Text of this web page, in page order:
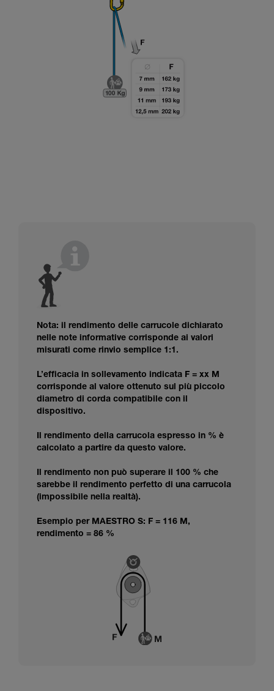
Nota: il rendimento delle carrucole dichiarato
nelle note informative corrisponde ai valori
misurati come rinvio semplice 1:1.
L’efficacia in sollevamento indicata F = xx M
corrisponde al valore ottenuto sul più piccolo
diametro di corda compatibile con il
dispositivo.
Il rendimento della carrucola espresso in % è
calcolato a partire da questo valore.
Il rendimento non può superare il 100 % che
sarebbe il rendimento perfetto di una carrucola
(impossibile nella realtà).
Esempio per MAESTRO S: F = 116 M,
rendimento = 86 %